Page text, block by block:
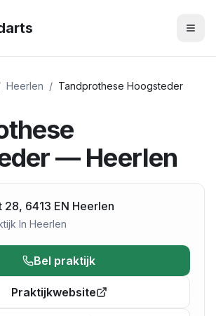
Heerlen / Tandprothese Hoogsteder
— Heerlen
28, 6413 EN Heerlen
In Heerlen
Bel praktijk
Praktijkwebsite